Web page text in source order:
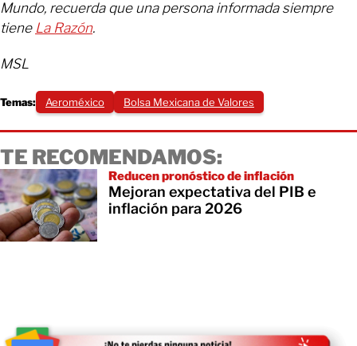
Mundo, recuerda que una persona informada siempre
tiene La Razón.
MSL
Temas: Aeroméxico Bolsa Mexicana de Valores
TE RECOMENDAMOS:
Reducen pronóstico de inflación
Mejoran expectativa del PIB e
inflación para 2026